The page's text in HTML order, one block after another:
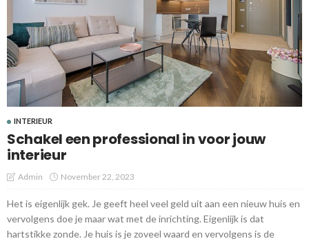
INTERIEUR
Schakel een professional in voor jouw
interieur
Admin November 22, 2023
Het is eigenlijk gek. Je geeft heel veel geld uit aan een nieuw huis en
vervolgens doe je maar wat met de inrichting. Eigenlijk is dat
hartstikke zonde. Je huis is je zoveel waard en vervolgens is de